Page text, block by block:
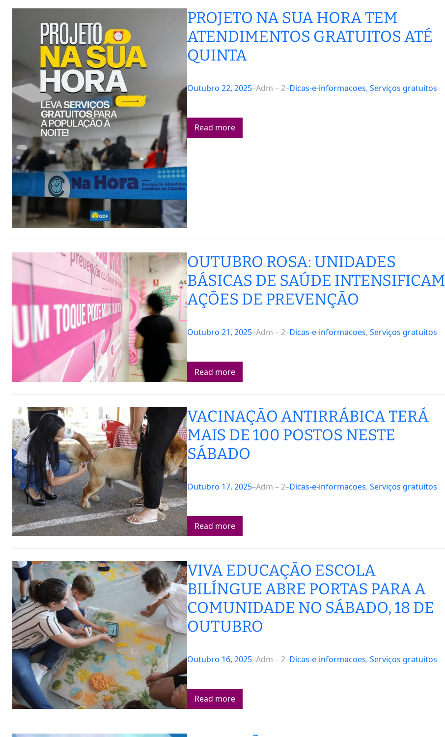
PROJETO NA SUA HORA TEM
ATENDIMENTOS GRATUITOS ATÉ
QUINTA
Outubro 22, 2025–Adm – 2–Dicas-e-informacoes, Serviços gratuitos
Read more
OUTUBRO ROSA: UNIDADES
BÁSICAS DE SAÚDE INTENSIFICAM
AÇÕES DE PREVENÇÃO
Outubro 21, 2025–Adm – 2–Dicas-e-informacoes, Serviços gratuitos
Read more
VACINAÇÃO ANTIRRÁBICA TERÁ
MAIS DE 100 POSTOS NESTE
SÁBADO
Outubro 17, 2025–Adm – 2–Dicas-e-informacoes, Serviços gratuitos
Read more
VIVA EDUCAÇÃO ESCOLA
BILÍNGUE ABRE PORTAS PARA A
COMUNIDADE NO SÁBADO, 18 DE
OUTUBRO
Outubro 16, 2025–Adm – 2–Dicas-e-informacoes, Serviços gratuitos
Read more